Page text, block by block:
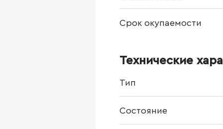
Срок окупаемости
Технические
Тип
Состояние